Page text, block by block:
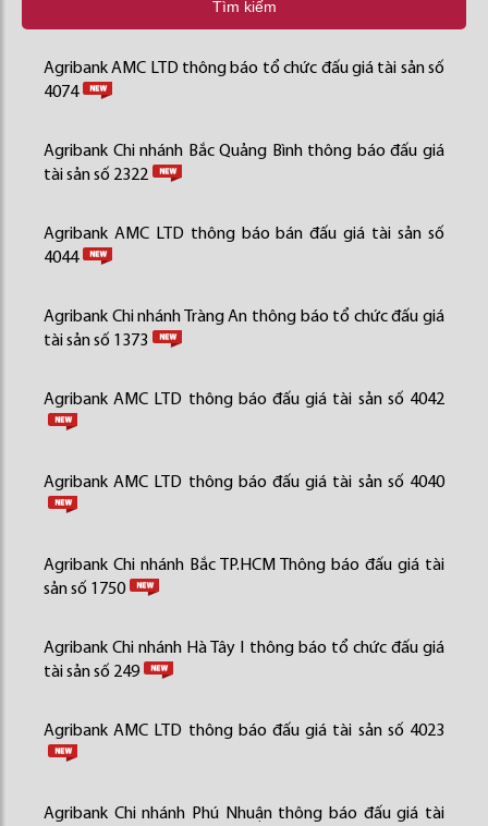
Tìm kiếm
Agribank AMC LTD thông báo tổ chức đấu giá tài sản số
4074
Agribank Chi nhánh Bắc Quảng Bình thông báo đấu giá
tài sản số 2322
Agribank AMC LTD thông báo bán đấu giá tài sản số
4044
Agribank Chi nhánh Tràng An thông báo tổ chức đấu giá
tài sản số 1373
Agribank AMC LTD thông báo đấu giá tài sản số 4042
Agribank AMC LTD thông báo đấu giá tài sản số 4040
Agribank Chi nhánh Bắc TP.HCM Thông báo đấu giá tài
sản số 1750
Agribank Chi nhánh Hà Tây I thông báo tổ chức đấu giá
tài sản số 249
Agribank AMC LTD thông báo đấu giá tài sản số 4023
Agribank Chi nhánh Phú Nhuận thông báo đấu giá tài